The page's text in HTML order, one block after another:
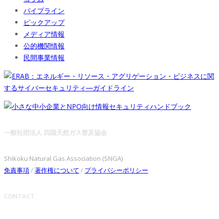
パイプライン
ピックアップ
メディア情報
公的機関情報
民間事業情報
一般社団法人 四国天然ガス普及協会
Shikoku Natural Gas Association (SNGA)
免責事項/著作権について / プライバシーポリシー
CONTACT